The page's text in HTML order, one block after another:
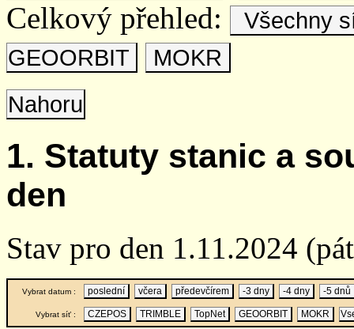
Celkový přehled:
Všechny
GEOORBIT
MOKR
Nahoru
1. Statuty stanic a
den
Stav pro den 1.11.2024
Vybrat datum : poslední včera předevčírem -3 dny -4 dny -5 dnů
Vybrat síť : CZEPOS TRIMBLE TopNet GEOORBIT MOKR